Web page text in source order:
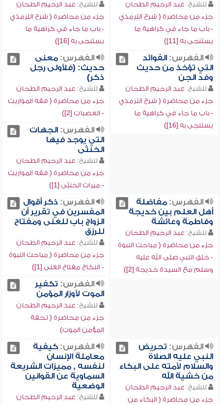
للشيخ: عبد الرحيم الطحان
جزء من محاضرة ( شرح الترمذي
- باب ما جاء في كراهية ما
يستنجى به [11])
للشيخ: عبد الرحيم الطحان
جزء من محاضرة ( شرح الترمذي
- باب ما جاء في كراهية ما
يستنجى به [16])
الفهرس:الفوائد
التي تؤخذ من حديث
وفد الجن
للشيخ: عبد الرحيم الطحان
جزء من محاضرة ( شرح الترمذي
- باب ما جاء في كراهية ما
يستنجى به [16])
الفهرس:معنى
حديث: (فلأولى رجل
ذكر)
للشيخ: عبد الرحيم الطحان
جزء من محاضرة ( فقه المواريث
- العصبات [2])
الفهرس:الجهات
التي يوجد فيها
الخنثى
للشيخ: عبد الرحيم الطحان
جزء من محاضرة ( فقه المواريث
- ميراث الخنثى [1])
الفهرس:مفاضلة
أهل العلم بين خديجة
وفاطمة وعائشة
للشيخ: عبد الرحيم الطحان
جزء من محاضرة ( مباحث النبوة
- خلق النبي صلى الله عليه
وسلم مع السيدة خديجة [2])
الفهرس: ذكر أقوال
المفسرين في تقرير أن
الزواج باب للغنى ومفتاح
للرزق
للشيخ: عبد الرحيم الطحان
جزء من محاضرة ( مباحث النبوة
- النكاح مفتاح الغنى [1])
الفهرس: تكفير
الموت لأوزار المؤمن
للشيخ: عبد الرحيم الطحان
جزء من محاضرة ( تحفة
المؤمن الموت)
الفهرس: تحريض
النبي عليه الصلاة
والسلام لأمته على البكاء
من خشية الله
للشيخ: عبد الرحيم الطحان
جزء من محاضرة ( البكاء من
الفهرس:كيفية
معاملة الإنسان
لنفسه , مميزات الشريعة
السماوية عن القوانين
الوضعية
للشيخ: عبد الرحيم الطحان